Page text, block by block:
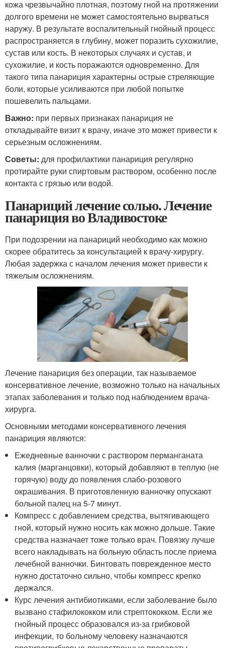
кожа чрезвычайно плотная, поэтому гной на протяжении
долгого времени не может самостоятельно вырваться
наружу. В результате воспалительный гнойный процесс
распространяется в глубину, может поразить сухожилие,
сустав или кость. В некоторых случаях и сустав, и
сухожилие, и кость поражаются одновременно. Для
такого типа панариция характерны острые стреляющие
боли, которые усиливаются при любой попытке
пошевелить пальцами.
Важно: при первых признаках панариция не
откладывайте визит к врачу, иначе это может привести к
серьезным осложнениям.
Советы: для профилактики панариция регулярно
протирайте руки спиртовым раствором, особенно после
контакта с грязью или водой.
Панариций лечение солью. Лечение
панариция во Владивостоке
При подозрении на панариций необходимо как можно
скорее обратитесь за консультацией к врачу-хирургу.
Любая задержка с началом лечения может привести к
тяжелым осложнениям.
Лечение панариция без операции, так называемое
консервативное лечение, возможно только на начальных
этапах заболевания и только под наблюдением врача-
хирурга.
Основными методами консервативного лечения
панариция являются:
Ежедневные ванночки с раствором перманганата
калия (марганцовки), который добавляют в теплую (не
горячую) воду до появления слабо-розового
окрашивания. В приготовленную ванночку опускают
больной палец на 5-7 минут.
Компресс с добавлением средства, вытягивающего
гной, который нужно носить как можно дольше. Такие
средства назначает тоже только врач. Повязку лучше
всего накладывать на больную область после приема
лечебной ванночки. Бинтовать поврежденное место
нужно достаточно сильно, чтобы компресс крепко
держался.
Курс лечения антибиотиками, если заболевание было
вызвано стафилококком или стрептококком. Если же
гнойный процесс образовался из-за грибковой
инфекции, то больному человеку назначаются